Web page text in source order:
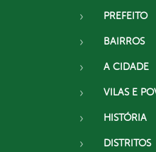
PREFEITO
BAIRROS
A CIDADE
VILAS E
HISTÓRIA
DISTRITOS